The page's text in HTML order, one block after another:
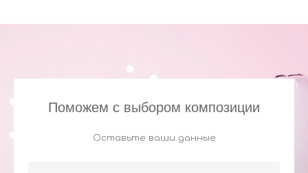
Поможем с выбором композиции
Оставьте ваши данные